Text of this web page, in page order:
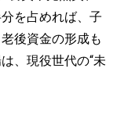
を占めれば、子
後資金の形成も
、現役世代の“未